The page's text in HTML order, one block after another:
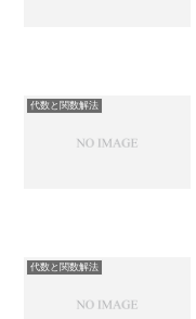
代数と関数解法
代数と関数解法